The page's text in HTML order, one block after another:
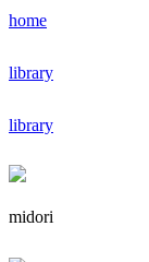
home
library
library
midori